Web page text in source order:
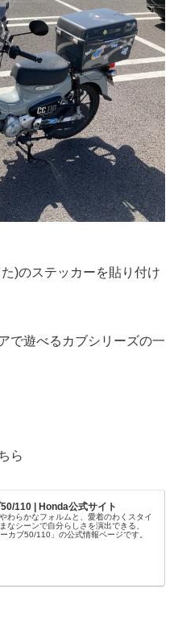
)のステッカーを貼り付け
で遊べるカブシリーズの一
ら
110 | Honda公式サイト
わらかなフォルムと、愛着のわくスタイ
なシーンで自分らしさを演出できる、
カブ50/110」の公式情報ページです。